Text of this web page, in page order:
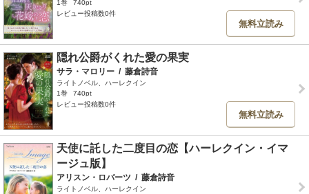
1巻
740pt
レビュー投稿数0件
無料立読み
隠れ公爵がくれた愛の果実
サラ・マロリー / 藤倉詩音
ライトノベル、ハーレクイン
1巻
740pt
レビュー投稿数0件
無料立読み
天使に託した二度目の恋【ハーレクイン・イマ
ージュ版】
アリスン・ロバーツ / 藤倉詩音
ライトノベル、ハーレクイン